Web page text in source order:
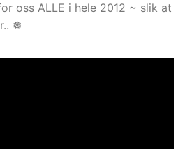
oss ALLE i hele 2012 ~ slik at
❅